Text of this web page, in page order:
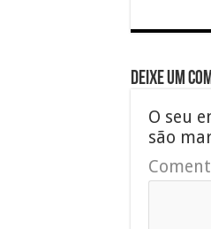
Deixe um
O seu
são